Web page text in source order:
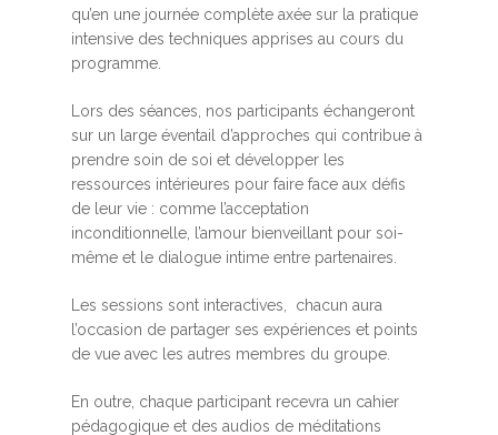
qu’en une journée complète axée sur la pratique
intensive des techniques apprises au cours du
programme.
Lors des séances, nos participants échangeront
sur un large éventail d’approches qui contribue à
prendre soin de soi et développer les
ressources intérieures pour faire face aux défis
de leur vie : comme l’acceptation
inconditionnelle, l’amour bienveillant pour soi-
même et le dialogue intime entre partenaires.
Les sessions sont interactives, chacun aura
l’occasion de partager ses expériences et points
de vue avec les autres membres du groupe.
En outre, chaque participant recevra un cahier
pédagogique et des audios de méditations